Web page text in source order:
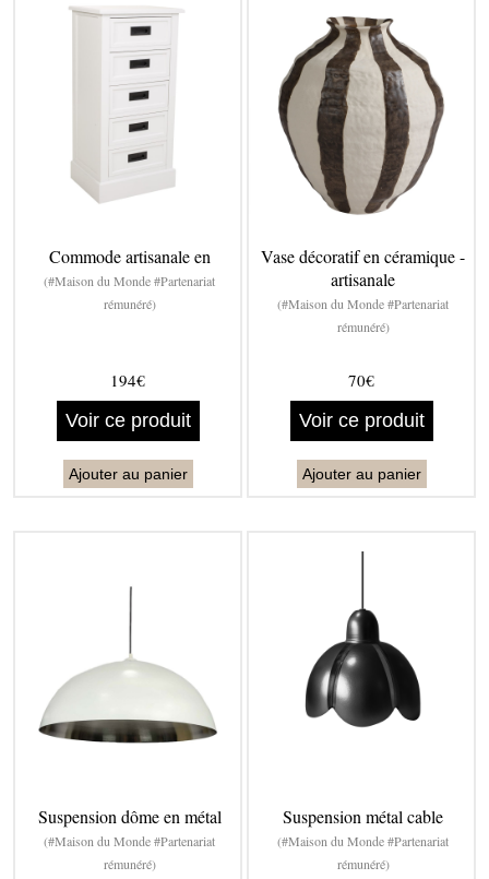
Commode artisanale en
(#Maison du Monde #Partenariat
rémunéré)
194€
Voir ce produit
Ajouter au panier
Vase décoratif en céramique -
artisanale
(#Maison du Monde #Partenariat
rémunéré)
70€
Voir ce produit
Ajouter au panier
Suspension dôme en métal
(#Maison du Monde #Partenariat
rémunéré)
Suspension métal cable
(#Maison du Monde #Partenariat
rémunéré)